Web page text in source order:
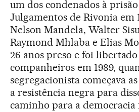
um dos condenados à
Julgamentos de Rivonia em
Nelson Mandela, Walter
Raymond Mhlaba e Elias
26 anos preso e foi
companheiros em 1989,
segregacionista começava
a resistência negra para
caminho para a